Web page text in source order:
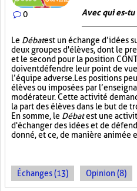
0 Avec qui es-tu
Le Débatest un échange d’idées
deux groupes d'élèves, dont le
et le second pour la position
doivent défendre leur point de
l’équipe adverse. Les positions
élèves ou imposées par
modérateur. Cette activité
la part des élèves dans le but de
En somme, le Débatest une
d'échanger des idées et de
donné, et ce, de manière animée
Échanges (13) Opinion (8)